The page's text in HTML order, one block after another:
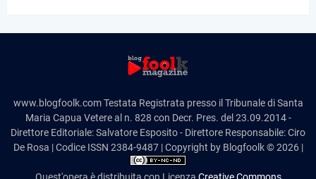
www.blogfoolk.com Testata Registrata presso il Tribunale di Santa
Maria Capua Vetere al n. 828 con Decr. Pres. del 23.09.2014 -
Direttore Editoriale: Salvatore Esposito - Direttore Responsabile: Ciro
De Rosa | Codice ISSN 2384-9487 | Copyright by Blogfoolk © 2026 |
Quest'opera è distribuita con Licenza Creative Commons